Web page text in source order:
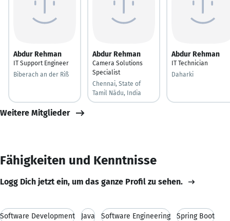
Abdur Rehman
IT Support Engineer
Biberach an der Riß
Abdur Rehman
Camera Solutions
Specialist
Chennai, State of
Tamil Nādu, India
Abdur Rehman
IT Technician
Daharki
Weitere Mitglieder
Fähigkeiten und Kenntnisse
Logg Dich jetzt ein, um das ganze Profil zu sehen.
Software Development Java Software Engineering Spring Boot